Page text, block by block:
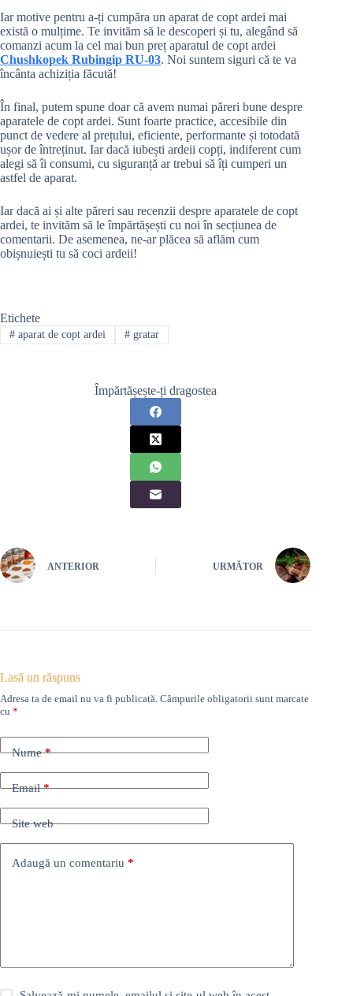
Iar motive pentru a-ți cumpăra un aparat de copt ardei mai
există o mulțime. Te invităm să le descoperi și tu, alegând să
comanzi acum la cel mai bun preț aparatul de copt ardei
Chushkopek Rubingip RU-03. Noi suntem siguri că te va
încânta achiziția făcută!
În final, putem spune doar că avem numai păreri bune despre
aparatele de copt ardei. Sunt foarte practice, accesibile din
punct de vedere al prețului, eficiente, performante și totodată
ușor de întreținut. Iar dacă iubești ardeii copți, indiferent cum
alegi să îi consumi, cu siguranță ar trebui să îți cumperi un
astfel de aparat.
Iar dacă ai și alte păreri sau recenzii despre aparatele de copt
ardei, te invităm să le împărtășești cu noi în secțiunea de
comentarii. De asemenea, ne-ar plăcea să aflăm cum
obișnuiești tu să coci ardeii!
Etichete
#aparat de copt ardei #gratar
Împărtășește-ți dragostea
ANTERIOR URMĂTOR
Lasă un răspuns
Adresa ta de email nu va fi publicată. Câmpurile obligatorii sunt marcate
cu *
Nume*
Email*
Site web
Adaugă un comentariu *